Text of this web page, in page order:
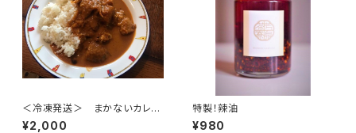
＜冷凍発送＞ まかないカレー
×４袋
¥2,000
特製！辣油
¥980